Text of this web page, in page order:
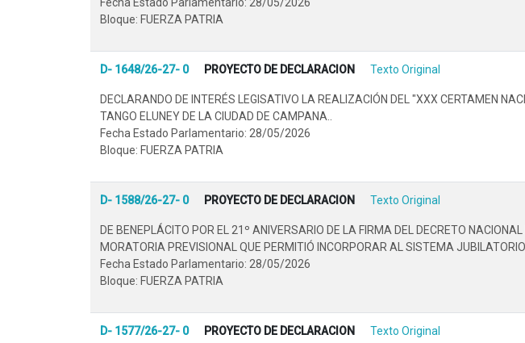
Fecha Estado Parlamentario: 28/05/2026
Bloque: FUERZA PATRIA
D- 1648/26-27- 0 PROYECTO DE DECLARACION Texto Original
DECLARANDO DE INTERÉS LEGISATIVO LA REALIZACIÓN DEL "XXX CERTAMEN
TANGO ELUNEY DE LA CIUDAD DE CAMPANA..
Fecha Estado Parlamentario: 28/05/2026
Bloque: FUERZA PATRIA
D- 1588/26-27- 0 PROYECTO DE DECLARACION Texto Original
DE BENEPLÁCITO POR EL 21º ANIVERSARIO DE LA FIRMA DEL DECRETO
MORATORIA PREVISIONAL QUE PERMITIÓ INCORPORAR AL SISTEMA
Fecha Estado Parlamentario: 28/05/2026
Bloque: FUERZA PATRIA
D- 1577/26-27- 0 PROYECTO DE DECLARACION Texto Original